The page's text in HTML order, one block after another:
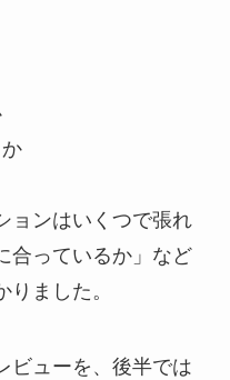
ョンはいくつで張れ
合っているか」など
ました。
ビューを、後半では